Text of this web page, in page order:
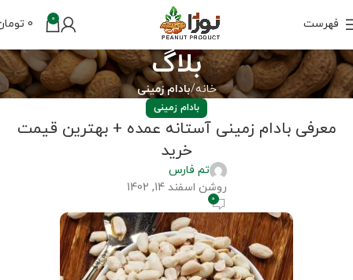
فهرست 0
0
بلاگ
خانه بادام زمینی
بادام زمینی
معرفی بادام زمینی آستانه عمده + بهترین قیمت
خرید
تم فارس
روشن اسفند 14, 1402
0